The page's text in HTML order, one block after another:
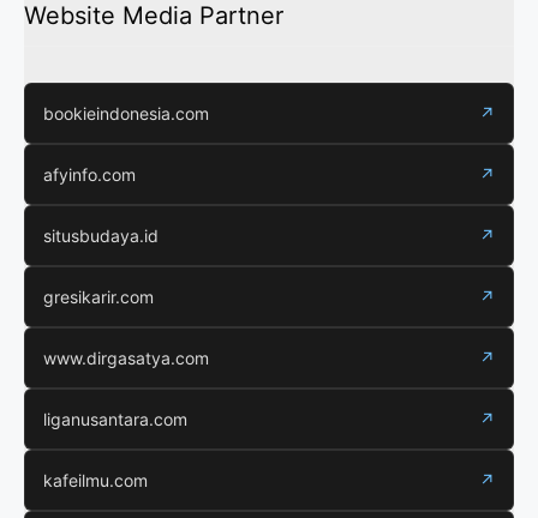
Website Media Partner
bookieindonesia.com ↗
afyinfo.com ↗
situsbudaya.id ↗
gresikarir.com ↗
www.dirgasatya.com ↗
liganusantara.com ↗
kafeilmu.com ↗